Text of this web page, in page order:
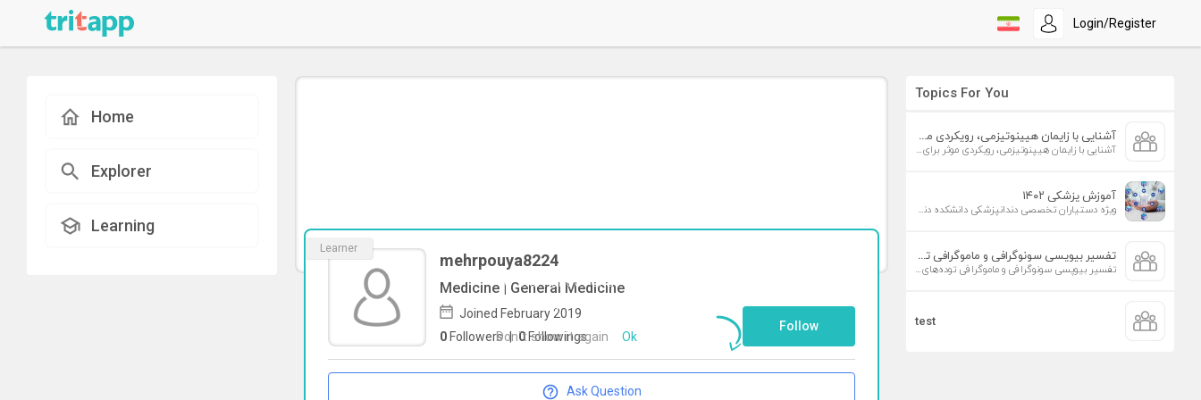
Login/Register
Home
Explorer
Learning
Learner
mehrpouya8224
Medicine | General Medicine
Joined February 2019
0 Followers | 0 Followings
Follow
Ask Question
Topics For You
آشنایی با زایمان هیپنوتیزمی، رویکردی موثر برای افزایش تمایل به زایمان طبیعی
آشنایی با زایمان هیپنوتیزمی، رویکردی موثر برای افزایش تمایل به زایمان طبیعی
آموزش پزشکی ۱۴۰۲
ویژه دستیاران تخصصی دندانپزشکی دانشکده دندانپزشکی دانشگاه علوم پزشکی تهران
تفسیر بیوپسی سونوگرافی و ماموگرافی توده‌های پستان
تفسیر بیوپسی سونوگرافی و ماموگرافی توده‌های پستان
test
To start direct chat with
mehrpouya8224
Don`t show it again Ok